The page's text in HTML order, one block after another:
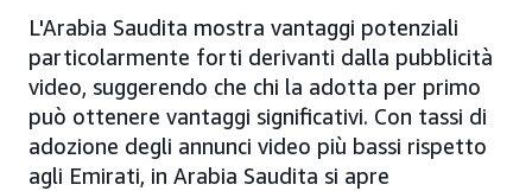
L'Arabia Saudita mostra vantaggi potenziali
particolarmente forti derivanti dalla pubblicità
video, suggerendo che chi la adotta per primo
può ottenere vantaggi significativi. Con tassi di
adozione degli annunci video più bassi rispetto
agli Emirati, in Arabia Saudita si apre